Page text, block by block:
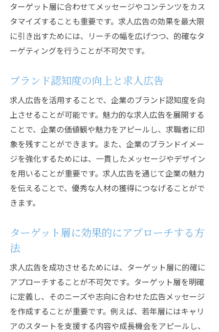
フィードバックを活用した広告改善策
効果的な求人広告の作成ポイント
魅力的なコピーライティングのコツ
求職者に響くキーワーを選ぶ方法
福利厚生や企業文化のアピール方法
応募促進のための行動喚起（CTA）
求人広告を通じて企業理念を伝える重要性
企業のビジョンとミッションを明示する方
法
企業文化を反映した広告の作成
従業員の声を広告に取り入れる
求人広告で優秀な人材を引き寄せるコツ
理想の候補者像を明確にする方法
ターゲット層に刺さる求人要件の設定
強力な引力を持つ求人広告の特徴
ターゲット層に合わせてメッセージやコンテンツをカス
タマイズすることも重要です。求人広告の効果を最大限
に引き出すためには、リーチの幅を広げつつ、的確なタ
ーゲティングを行うことが不可欠です。
ブランド認知度の向上と求人広告
求人広告を活用することで、企業のブランド認知度を向
上させることが可能です。魅力的な求人広告を展開する
ことで、企業の価値観や魅力をアピールし、求職者に印
象を残すことができます。また、企業のブランドイメー
ジを強化するためには、一貫したメッセージやデザイン
を用いることが重要です。求人広告を通じて企業の魅力
を伝えることで、優秀な人材の獲得につなげることがで
きます。
ターゲット層に効果的にアプローチする方
法
求人広告を成功させるためには、ターゲット層に的確に
アプローチすることが不可欠です。ターゲット層を明確
に定義し、そのニーズや志向に合わせた広告メッセージ
を作成することが重要です。例えば、若年層にはキャリ
アのスタートを支援する内容や成長機会をアピールし、